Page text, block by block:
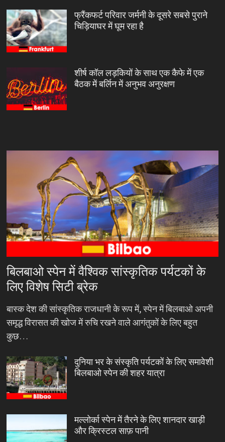
फ्रैंकफर्ट परिवार जर्मनी के दूसरे सबसे पुराने
चिड़ियाघर में घूम रहा है
शीर्ष कॉल लड़कियों के साथ एक कैफे में एक
बैठक में बर्लिन में अनुभव अनुरक्षण
बिलबाओ स्पेन में वैश्विक सांस्कृतिक पर्यटकों के
लिए विशेष सिटी ब्रेक
बास्क देश की सांस्कृतिक राजधानी के रूप में, स्पेन में बिलबाओ अपनी
समृद्ध विरासत की खोज में रुचि रखने वाले आगंतुकों के लिए बहुत
कुछ…
दुनिया भर के संस्कृति पर्यटकों के लिए समावेशी
बिलबाओ स्पेन की शहर यात्रा
मल्लोर्का स्पेन में तैरने के लिए शानदार खाड़ी
और क्रिस्टल साफ़ पानी